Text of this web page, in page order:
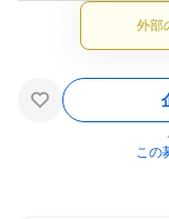
外部
この